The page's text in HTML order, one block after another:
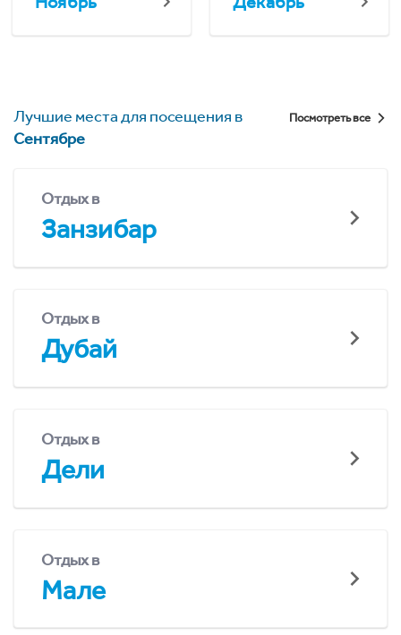
Лучшие места для посещения в
Сентябре
Посмотреть все
Отдых в
Занзибар
Отдых в
Дубай
Отдых в
Дели
Отдых в
Мале